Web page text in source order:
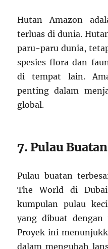
Hutan Amazon
terluas di dunia.
paru-paru dunia,
spesies flora dan
di tempat lain.
penting dalam
global.
7. Pulau
Pulau buatan
The World di
kumpulan pulau
yang dibuat
Proyek ini
dalam mengubah